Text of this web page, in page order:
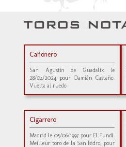
Cañonero
San Agustin de Guadalix le
28/04/2024 pour Damián Castaño.
Vuelta al ruedo
Cigarrero
Madrid le 05/06/1997 pour El Fundi.
Meilleur toro de la San Isidro, pour